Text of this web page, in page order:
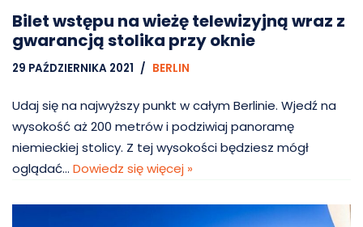
Bilet wstępu na wieżę telewizyjną wraz z
gwarancją stolika przy oknie
29 PAŹDZIERNIKA 2021 BERLIN
Udaj się na najwyższy punkt w całym Berlinie. Wjedź na
wysokość aż 200 metrów i podziwiaj panoramę
niemieckiej stolicy. Z tej wysokości będziesz mógł
oglądać… Dowiedz się więcej »